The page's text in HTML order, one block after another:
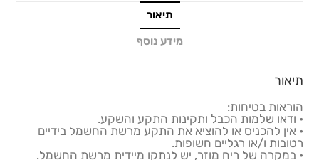
תיאור
מידע נוסף
תיאור
הוראות בטיחות:
• ודאו שלמות הכבל ותקינות התקע והשקע.
• אין להכניס או להוציא את התקע מרשת החשמל בידיים
רטובות ו/או רגליים חשופות.
• במקרה של ריח מוזר, יש לנתקו מיידית מרשת החשמל.